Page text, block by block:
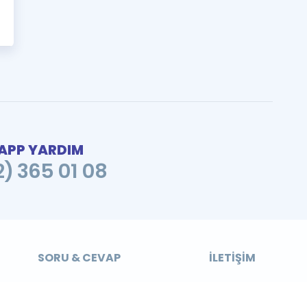
YARDIM
365 01 08
SORU & CEVAP İLETIŞIM